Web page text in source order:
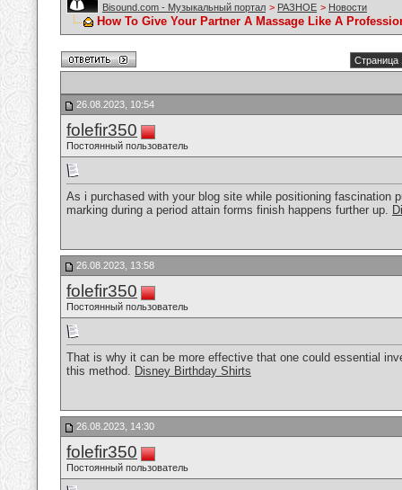
Bisound.com - Музыкальный портал > РАЗНОЕ > Новости
How To Give Your Partner A Massage Like A
Страница
26.08.2023, 10:54
folefir350
Постоянный пользователь
As i purchased with your blog site while positioning fascination
marking during a period attain forms finish happens further up.
26.08.2023, 13:58
folefir350
Постоянный пользователь
That is why it can be more effective that one could essential
this method. Disney Birthday Shirts
26.08.2023, 14:30
folefir350
Постоянный пользователь